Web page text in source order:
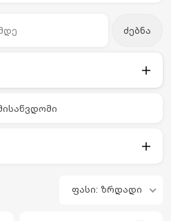
ძებნა
ფასი: ზრდადი